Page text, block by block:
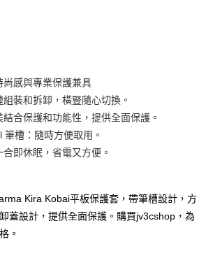
付」】
到商品之後才付款」的支付方式。 讓您購物簡單
、不需綁卡、不需儲值。
，簡訊認證，即可結帳。
帳流程】
先享後付」後，將跳轉至「AFTEE先享後付」
並確認金額後，即可完成結帳。
將收到繳費通知簡訊。
含以上)免運費
尚感與專業保護兼具
裝和拆卸，橫豎隨心切換。
合保護和功能性，提供全面保護。
筆槽：隨時方便取用。
即休眠，省電又方便。
Kira Kobai平板保護套，帶筆槽設計，方
蓋設計，提供全面保護。購買jv3cshop，為
。